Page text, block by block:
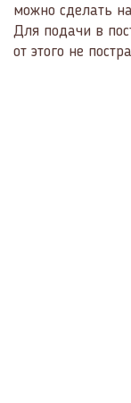
можно сделать
Для подачи в
от этого не